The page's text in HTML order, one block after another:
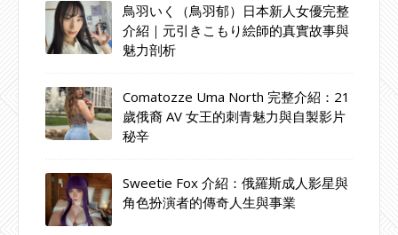
鳥羽いく（鳥羽郁）日本新人女優完整
介紹｜元引きこもり絵師的真實故事與
魅力剖析
Comatozze Uma North 完整介紹：21
歲俄裔 AV 女王的刺青魅力與自製影片
秘辛
Sweetie Fox 介紹：俄羅斯成人影星與
角色扮演者的傳奇人生與事業